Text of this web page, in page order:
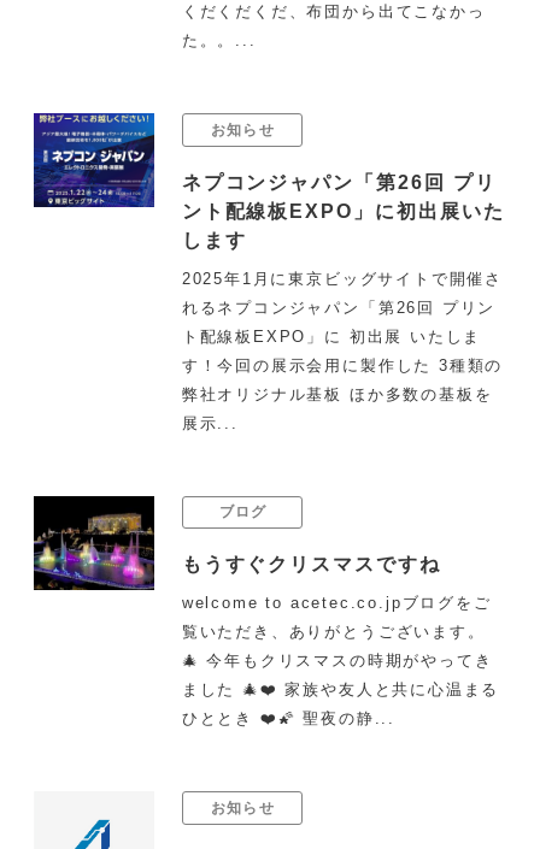
くだくだくだ、布団から出てこなかっ
た。。...
お知らせ
ネプコンジャパン「第26回 プリ
ント配線板EXPO」に初出展いた
します
2025年1月に東京ビッグサイトで開催さ
れるネプコンジャパン「第26回 プリン
ト配線板EXPO」に 初出展 いたしま
す！今回の展示会用に製作した 3種類の
弊社オリジナル基板 ほか多数の基板を
展示...
ブログ
もうすぐクリスマスですね
welcome to acetec.co.jpブログをご
覧いただき、ありがとうございます。
🎄 今年もクリスマスの時期がやってき
ました 🎄❤️ 家族や友人と共に心温まる
ひととき ❤️🌠 聖夜の静...
お知らせ